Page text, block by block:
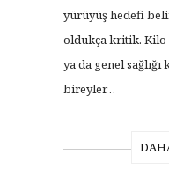
yürüyüş hedefi
oldukça kritik.
ya da genel
bireyler…